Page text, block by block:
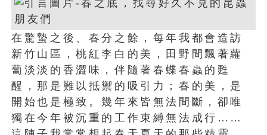
在驚蟄之後、春分之餘，每年我都會造訪
新竹山區，桃紅李白的美，田野間飄著蘿
蔔淡淡的香澀味，伴隨著春蝶春蟲的甦
醒，那是難以抵禦的吸引力；春的美，是
開始也是極致。幾年來皆無法間斷，卻唯
獨在今年被沉重的工作束縛無法成行……